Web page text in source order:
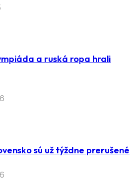
a ruská ropa hrali
sú už týždne prerušené